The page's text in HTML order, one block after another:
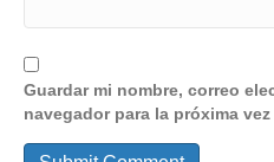
Guardar mi nombre, correo
navegador para la próxima